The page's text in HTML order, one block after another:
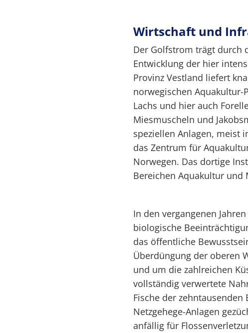
Wirtschaft und
Der Golfstrom trägt durch
Entwicklung der hier
Provinz Vestland liefert
norwegischen Aquakultur-
Lachs und hier auch
Miesmuscheln und
speziellen Anlagen, meist
das Zentrum für
Norwegen. Das dortige
Bereichen Aquakultur und
In den vergangenen
biologische
das öffentliche
Überdüngung der oberen
und um die zahlreichen
vollständig verwertete
Fische der
Netzgehege-Anlagen
anfällig für